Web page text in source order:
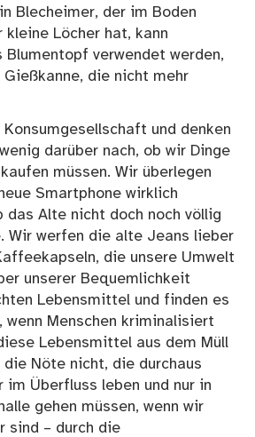
Blecheimer, der im Boden
kleine Löcher hat, kann
Blumentopf verwendet werden,
die nicht mehr
und denken
darüber nach, ob wir Dinge
müssen. Wir überlegen
Smartphone wirklich
das Alte nicht doch noch völlig
Wir werfen die alte Jeans lieber
die unsere Umwelt
unserer Bequemlichkeit
Lebensmittel und finden es
wenn Menschen kriminalisiert
Lebensmittel aus dem Müll
die Nöte nicht, die durchaus
im Überfluss leben und nur in
gehen müssen, wenn wir
sind – durch die